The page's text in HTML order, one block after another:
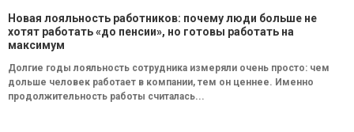
Новая лояльность работников: почему люди больше не
хотят работать «до пенсии», но готовы работать на
максимум
Долгие годы лояльность сотрудника измеряли очень просто: чем
дольше человек работает в компании, тем он ценнее. Именно
продолжительность работы считалась...